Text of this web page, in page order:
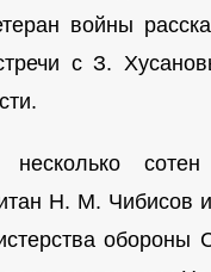
войны
с З.
сотен
Н. М.